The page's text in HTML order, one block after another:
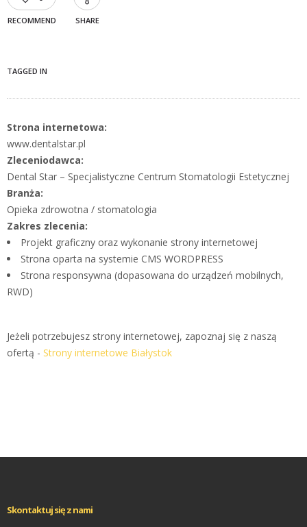
RECOMMEND SHARE
TAGGED IN
Strona internetowa:
www.dentalstar.pl
Zleceniodawca:
Dental Star – Specjalistyczne Centrum Stomatologii Estetycznej
Branża:
Opieka zdrowotna / stomatologia
Zakres zlecenia:
Projekt graficzny oraz wykonanie strony internetowej
Strona oparta na systemie CMS WORDPRESS
Strona responsywna (dopasowana do urządzeń mobilnych,
RWD)
Jeżeli potrzebujesz strony internetowej, zapoznaj się z naszą
ofertą - Strony internetowe Białystok
Skontaktuj się z nami